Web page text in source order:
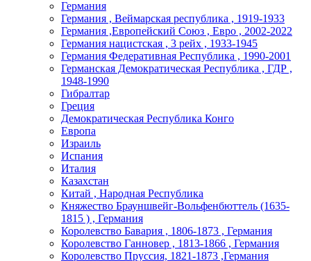
Германия
Германия , Веймарская республика , 1919-1933
Германия ,Европейский Союз , Евро , 2002-2022
Германия нацистская , 3 рейх , 1933-1945
Германия Федеративная Республика , 1990-2001
Германская Демократическая Республика , ГДР ,
1948-1990
Гибралтар
Греция
Демократическая Республика Конго
Европа
Израиль
Испания
Италия
Казахстан
Китай , Народная Республика
Княжество Брауншвейг-Вольфенбюттель (1635-
1815 ) , Германия
Королевство Бавария , 1806-1873 , Германия
Королевство Ганновер , 1813-1866 , Германия
Королевство Пруссия, 1821-1873 ,Германия